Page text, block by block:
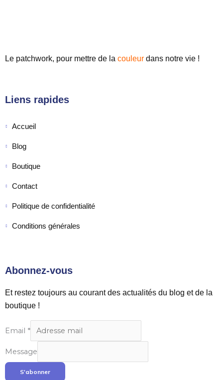
Le patchwork, pour mettre de la couleur dans notre vie !
Liens rapides
Accueil
Blog
Boutique
Contact
Politique de confidentialité
Conditions générales
Abonnez-vous
Et restez toujours au courant des actualités du blog et de la
boutique !
Email *
Message
S'abonner